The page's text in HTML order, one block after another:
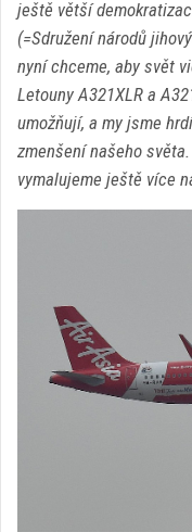
ještě větší
(=Sdružení národů
nyní chceme, aby svět
Letouny A321XLR a
umožňují, a my jsme
zmenšení našeho
vymalujeme ještě více